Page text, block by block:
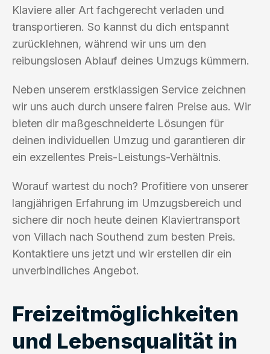
Klaviere aller Art fachgerecht verladen und
transportieren. So kannst du dich entspannt
zurücklehnen, während wir uns um den
reibungslosen Ablauf deines Umzugs kümmern.
Neben unserem erstklassigen Service zeichnen
wir uns auch durch unsere fairen Preise aus. Wir
bieten dir maßgeschneiderte Lösungen für
deinen individuellen Umzug und garantieren dir
ein exzellentes Preis-Leistungs-Verhältnis.
Worauf wartest du noch? Profitiere von unserer
langjährigen Erfahrung im Umzugsbereich und
sichere dir noch heute deinen Klaviertransport
von Villach nach Southend zum besten Preis.
Kontaktiere uns jetzt und wir erstellen dir ein
unverbindliches Angebot.
Freizeitmöglichkeiten
und Lebensqualität in